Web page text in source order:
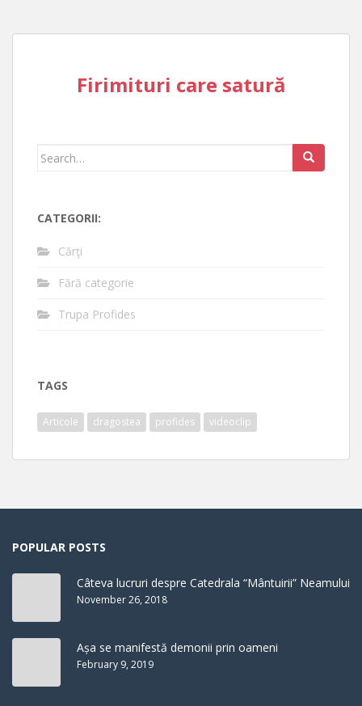
Firimituri care satură
Search
CATEGORII:
Cărţi
Fără categorie
Trupa Profides
TAGS
Articole dragostea profides videoclip
POPULAR POSTS
Câteva lucruri despre Catedrala “Mântuirii” Neamului
November 26, 2018
Așa se manifestă demonii prin oameni
February 9, 2019